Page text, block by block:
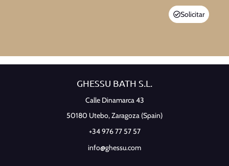
Solicitar
GHESSU BATH S.L.
Calle Dinamarca 43
50180 Utebo,Zaragoza (Spain)
+34 976 77 57 57
info@ghessu.com